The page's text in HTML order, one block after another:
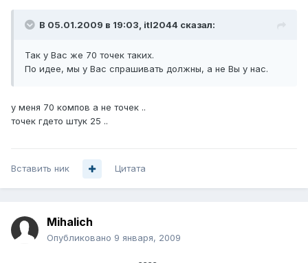
В 05.01.2009 в 19:03, itl2044 сказал:
Так у Вас же 70 точек таких.
По идее, мы у Вас спрашивать должны, а не Вы у нас.
у меня 70 компов а не точек ..
точек гдето штук 25 ..
Вставить ник Цитата
Mihalich
Опубликовано 9 января, 2009